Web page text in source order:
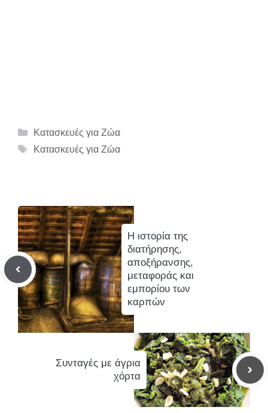
Κατηγορίες
Κατασκευές για Ζώα
Ετικέτες
Κατασκευές για Ζώα
Η ιστορία της
διατήρησης,
αποξήρανσης,
μεταφοράς και
εμπορίου των
καρπών
Συνταγές με άγρια
χόρτα